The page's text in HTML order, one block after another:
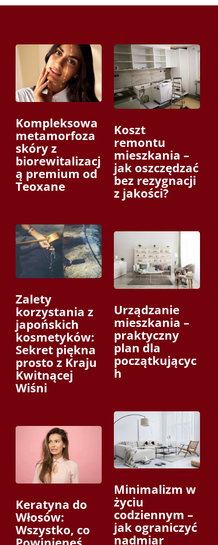
Kompleksowa
metamorfoza
skóry z
biorewitalizacj
ą premium od
Teoxane
Zalety
korzystania z
japońskich
kosmetyków:
Sekret piękna
prosto z Kraju
Kwitnącej
Wiśni
Keratyna do
Włosów:
Wszystko, co
Koszt
remontu
mieszkania –
jak oszczędzać
bez rezygnacji
z jakości?
Urządzanie
mieszkania –
praktyczny
plan dla
początkującyc
h
Minimalizm w
życiu
codziennym –
jak ograniczyć
nadmiar